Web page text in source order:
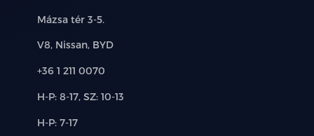
Elektromosan állítható első ülések
Automata 2 zónás légkondicionáló, automatikus
Esőszenzor
Cím:
Mázsa tér 3-5.
Márkák:
V8, Nissan, BYD
Telefon:
+36 1 211 0070
Új-
használt
H-P: 8-17, SZ: 10-13
Alkatrész,
H-P: 7-17